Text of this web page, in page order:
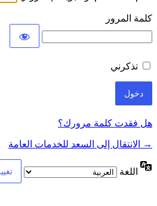
كلمة المرور
تذكرني
هل فقدت كلمة مرورك؟
→ الانتقال إلى السعد للخدمات العامة
اللغة